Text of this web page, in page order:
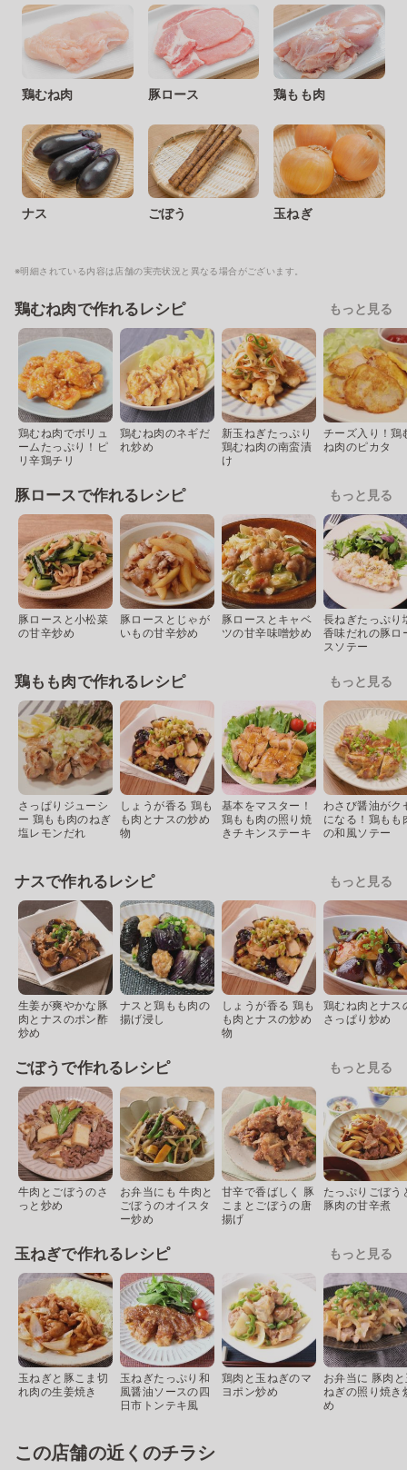
鶏むね肉 豚ロース 鶏もも肉
ナス ごぼう 玉ねぎ
※明細されている内容は店舗の実売状況と異なる場合がございます。
鶏むね肉で作れるレシピ もっと見る
鶏むね肉でボリュ
ームたっぷり！ピ
リ辛鶏チリ
鶏むね肉のネギだ
れ炒め
新玉ねぎたっぷり
鶏むね肉の南蛮漬
け
チーズ入り！鶏
ね肉のピカタ
豚ロースで作れるレシピ もっと見る
豚ロースと小松菜
の甘辛炒め
豚ロースとじゃが
いもの甘辛炒め
豚ロースとキャベ
ツの甘辛味噌炒め
長ねぎたっぷり
香味だれの豚ロ
スソテー
鶏もも肉で作れるレシピ もっと見る
さっぱりジューシ
ー 鶏もも肉のねぎ
塩レモンだれ
しょうが香る 鶏も
も肉とナスの炒め
物
基本をマスター！
鶏もも肉の照り焼
きチキンステーキ
わさび醤油がク
になる！鶏もも
の和風ソテー
ナスで作れるレシピ もっと見る
生姜が爽やかな豚
肉とナスのポン酢
炒め
ナスと鶏もも肉の
揚げ浸し
しょうが香る 鶏も
も肉とナスの炒め
物
鶏むね肉とナス
さっぱり炒め
ごぼうで作れるレシピ もっと見る
牛肉とごぼうのさ
っと炒め
お弁当にも 牛肉と
ごぼうのオイスタ
ー炒め
甘辛で香ばしく 豚
こまとごぼうの唐
揚げ
たっぷりごぼう
豚肉の甘辛煮
玉ねぎで作れるレシピ もっと見る
玉ねぎと豚こま切
れ肉の生姜焼き
玉ねぎたっぷり和
風醤油ソースの四
日市トンテキ風
鶏肉と玉ねぎのマ
ヨポン炒め
お弁当に 豚肉
ねぎの照り焼き
め
この店舗の近くのチラシ